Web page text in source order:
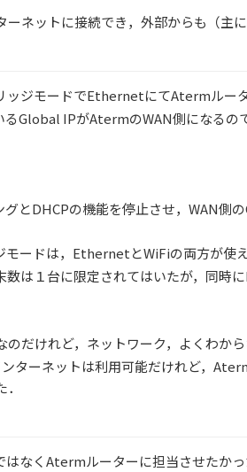
ネットに接続でき，外部からも（主
ッジモードでEthernetにてAtermルータ
るGlobal IPがAtermのWAN側になるの
グとDHCPの機能を停止させ，WAN側
ードは，EthernetとWiFiの両方が使
数は１台に限定されてはいたが，同
だけれど，ネットワーク，よくわから
ターネットは利用可能だけれど，
なくAtermルーターに担当させたかっ